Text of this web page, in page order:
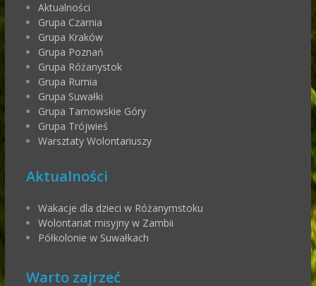
Aktualności
Grupa Czarnia
Grupa Kraków
Grupa Poznań
Grupa Różanystok
Grupa Rumia
Grupa Suwałki
Grupa Tarnowskie Góry
Grupa Trójwieś
Warsztaty Wolontariuszy
Aktualności
Wakacje dla dzieci w Różanymstoku
Wolontariat misyjny w Zambii
Półkolonie w Suwałkach
Warto zajrzeć